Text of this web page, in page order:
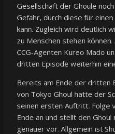
Gesellschaft der Ghoule
Gefahr, durch diese für
kann. Zugleich wird deutlich
zu Menschen stehen
CCG-Agenten Kureo Mado
dritten Episode weiterhin
Bereits am Ende der dritten
von Tokyo Ghoul hatte der
seinen ersten Auftritt. Folge
Ende an und stellt den
genauer vor. Allgemein ist